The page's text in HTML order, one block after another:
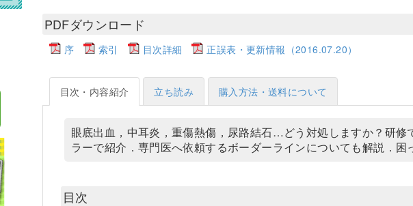
PDFダウンロード
序 索引 目次詳細 正誤表・更新情報（2016.07.20）
目次・内容紹介 立ち読み 購入方法・送料について
眼底出血，中耳炎，重傷熱傷，尿路結石…どう対処しますか？研
ラーで紹介．専門医へ依頼するボーダーラインについても解説．困
目次